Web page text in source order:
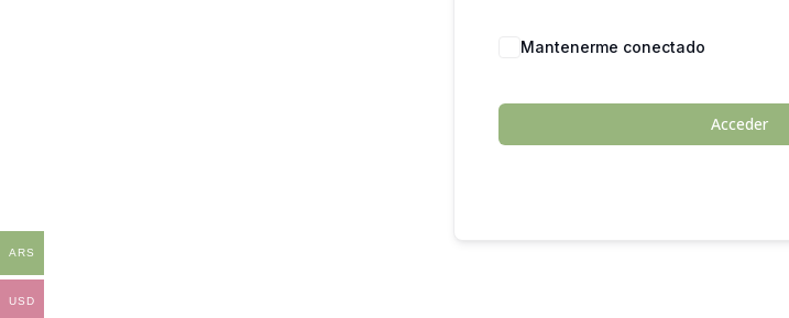
Mantenerme conectado
Acceder
ARS
USD